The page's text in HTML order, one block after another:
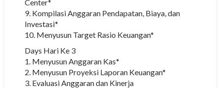
Center*
9. Kompilasi Anggaran Pendapatan, Biaya, dan
Investasi*
10. Menyusun Target Rasio Keuangan*
Days Hari Ke 3
1. Menyusun Anggaran Kas*
2. Menyusun Proyeksi Laporan Keuangan*
3. Evaluasi Anggaran dan Kinerja